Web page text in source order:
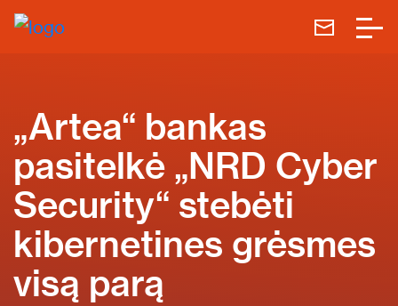
„Artea“ bankas
pasitelkė „NRD Cyber
Security“ stebėti
kibernetines grėsmes
visą parą